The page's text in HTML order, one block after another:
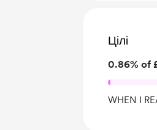
Цілі
0.86% of
WHEN I